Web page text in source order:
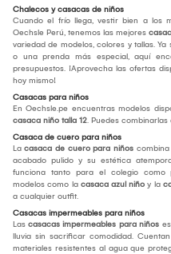
Chalecos y casacas de niños
Cuando el frío llega, vestir bien a los
Oechsle Perú, tenemos las mejores
variedad de modelos, colores y tallas.
o una prenda más especial, aquí
presupuestos. ¡Aprovecha las ofertas
hoy mismo!
Casacas para niños
En Oechsle.pe encuentras modelos
casaca niño talla 12. Puedes combinarlas
Casaca de cuero para niños
La casaca de cuero para niños
acabado pulido y su estética
funciona tanto para el colegio como
modelos como la casaca azul niño y la
a cualquier outfit.
Casacas impermeables para niños
Las casacas impermeables para niños
lluvia sin sacrificar comodidad.
materiales resistentes al agua que